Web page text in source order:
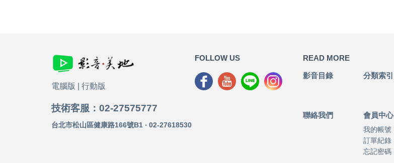
FOLLOW US READ MORE
影音目錄 分類索引
聯絡我們 會員中心
我的帳號
訂單紀錄
忘記密碼
電腦版 行動版
技術客服：02-27575777
台北市松山區健康路166號B1 ‧ 02-27618530